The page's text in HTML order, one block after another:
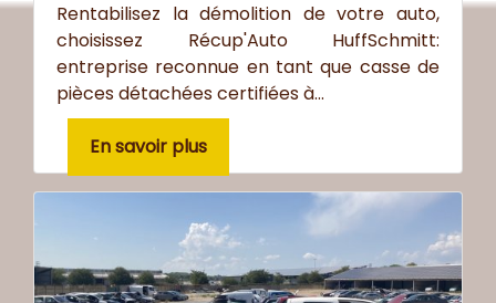
Rentabilisez la démolition de votre auto,
choisissez Récup'Auto HuffSchmitt:
entreprise reconnue en tant que casse de
pièces détachées certifiées à...
En savoir plus